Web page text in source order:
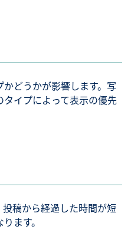
どうかが影響します。写
イプによって表示の優先
稿から経過した時間が短
ます。